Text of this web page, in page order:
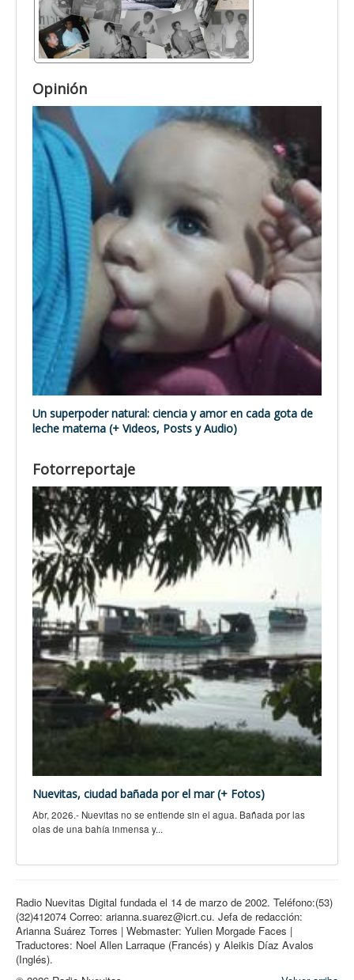
Opinión
Un superpoder natural: ciencia y amor en cada gota de
leche materna (+ Videos, Posts y Audio)
Fotorreportaje
Nuevitas, ciudad bañada por el mar (+ Fotos)
Abr, 2026.- Nuevitas no se entiende sin el agua. Bañada por las
olas de una bahía inmensa y...
Radio Nuevitas Digital fundada el 14 de marzo de 2002. Teléfono:(53)
(32)412074 Correo: arianna.suarez@icrt.cu. Jefa de redacción:
Arianna Suárez Torres | Webmaster: Yulien Morgade Faces |
Traductores: Noel Allen Larraque (Francés) y Aleikis Díaz Avalos
(Inglés).